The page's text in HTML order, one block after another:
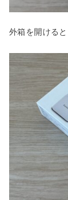
外箱を開ける